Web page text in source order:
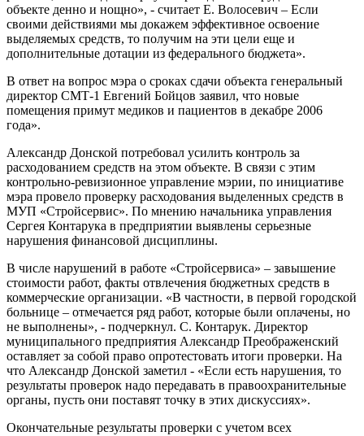
объекте денно и нощно», - считает Е. Волосевич – Если
своими действиями мы докажем эффективное освоение
выделяемых средств, то получим на эти цели еще и
дополнительные дотации из федерального бюджета».
В ответ на вопрос мэра о сроках сдачи объекта генеральный
директор СМТ-1 Евгений Бойцов заявил, что новые
помещения примут медиков и пациентов в декабре 2006
года».
Александр Донской потребовал усилить контроль за
расходованием средств на этом объекте. В связи с этим
контрольно-ревизионное управление мэрии, по инициативе
мэра провело проверку расходования выделенных средств в
МУП «Стройсервис». По мнению начальника управления
Сергея Контарука в предприятии выявлены серьезные
нарушения финансовой дисциплины.
В числе нарушений в работе «Стройсервиса» – завышение
стоимости работ, факты отвлечения бюджетных средств в
коммерческие организации. «В частности, в первой городской
больнице – отмечается ряд работ, которые были оплачены, но
не выполнены», - подчеркнул. С. Контарук. Директор
муниципального предприятия Александр Преображенский
оставляет за собой право опротестовать итоги проверки. На
что Александр Донской заметил - «Если есть нарушения, то
результаты проверок надо передавать в правоохранительные
органы, пусть они поставят точку в этих дискуссиях».
Окончательные результаты проверки с учетом всех